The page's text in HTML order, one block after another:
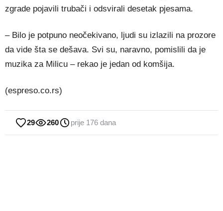
zgrade pojavili trubači i odsvirali desetak pjesama.
– Bilo je potpuno neočekivano, ljudi su izlazili na prozore
da vide šta se dešava. Svi su, naravno, pomislili da je
muzika za Milicu – rekao je jedan od komšija.
(espreso.co.rs)
29 260 prije 176 dana